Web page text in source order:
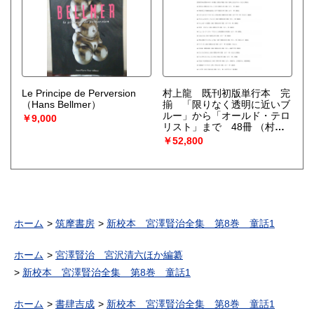
Le Principe de Perversion
（Hans Bellmer）
￥9,000
村上龍 既刊初版単行本 完
揃 「限りなく透明に近いブ
ルー」から「オールド・テロ
リスト」まで 48冊
（村上
龍）
￥52,800
ホーム 筑摩書房 新校本 宮澤賢治全集 第8巻 童話1
ホーム
宮澤賢治 宮沢清六ほか編纂
新校本 宮澤賢治全集 第8巻 童話1
ホーム 書肆吉成 新校本 宮澤賢治全集 第8巻 童話1